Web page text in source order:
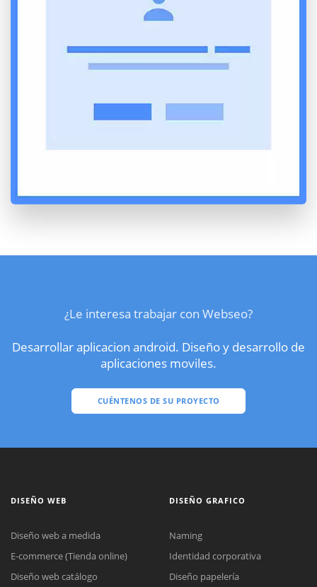
¿Le interesa trabajar con Webseo?
Desarrollar aplicacion android. Diseño y desarrollo de
aplicaciones moviles.
CUÉNTENOS DE SU PROYECTO
DISEÑO WEB
Diseño web a medida
E-commerce (Tienda online)
Diseño web catálogo
DISEÑO GRAFICO
Naming
Identidad corporativa
Diseño papelería